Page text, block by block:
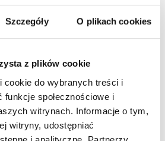
Szczegóły O plikach cookies
z plików cookie
cookie do wybranych treści i
funkcje społecznościowe i
witrynach. Informacje o tym,
witryny, udostępniać
Corporation
Suite 245-251 South Burlington,
USA
Burlington